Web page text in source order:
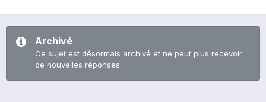
Archivé
Ce sujet est désormais archivé et ne peut plus recevoir
de nouvelles réponses.